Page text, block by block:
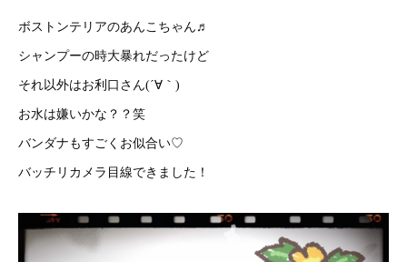
ボストンテリアのあんこちゃん♬
シャンプーの時大暴れだったけど
それ以外はお利口さん(´∀｀)
お水は嫌いかな？？笑
バンダナもすごくお似合い♡
バッチリカメラ目線できました！